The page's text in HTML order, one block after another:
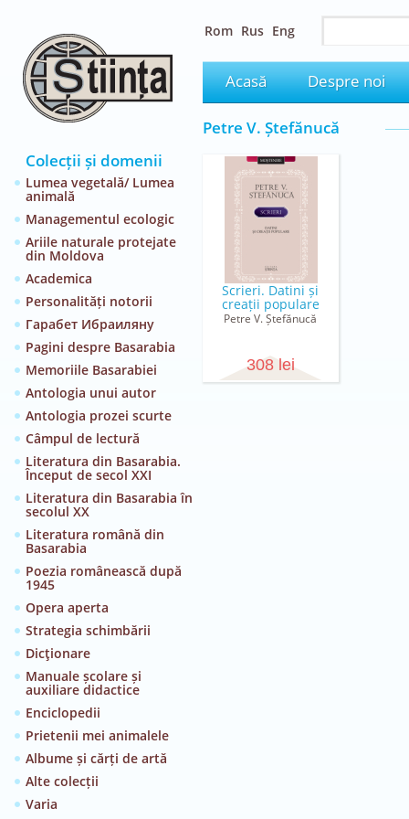
Colecții și domenii
Lumea vegetală/ Lumea
animală
Managementul ecologic
Ariile naturale protejate
din Moldova
Academica
Personalități notorii
Гарабет Ибраиляну
Pagini despre Basarabia
Memoriile Basarabiei
Antologia unui autor
Antologia prozei scurte
Câmpul de lectură
Literatura din Basarabia.
Început de secol XXI
Literatura din Basarabia în
secolul XX
Literatura română din
Basarabia
Poezia românească după
1945
Opera aperta
Strategia schimbării
Dicţionare
Manuale școlare și
auxiliare didactice
Enciclopedii
Prietenii mei animalele
Albume și cărți de artă
Alte colecții
Varia
Rom Rus Eng
Acasă Despre noi
Petre V. Ștefănucă
Scrieri. Datini și
creații populare
Petre V. Ștefănucă
308 lei